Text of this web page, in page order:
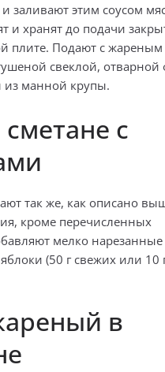
заливают этим соусом
и хранят до подачи
плите. Подают с жареным
свеклой,
из манной крупы.
с
так же, как описано
кроме перечисленных
мелко
(50 г свежих или 10
в